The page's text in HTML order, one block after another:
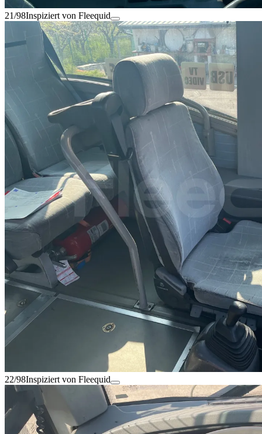
21/98Inspiziert von Fleequid
22/98Inspiziert von Fleequid